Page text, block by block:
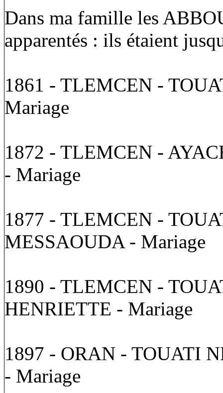
Dans ma famille les
apparentés : ils étaient
1861 - TLEMCEN -
Mariage
1872 - TLEMCEN -
- Mariage
1877 - TLEMCEN -
MESSAOUDA - Mariage
1890 - TLEMCEN -
HENRIETTE - Mariage
1897 - ORAN - TOUATI
- Mariage